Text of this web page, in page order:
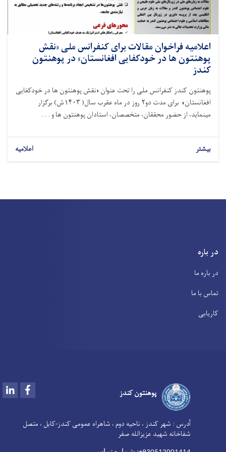
اعلامیه فراخوان مقالات برای کنفرانس ملی «نقش
پوهنتون ها در خودکفایی افغانستان» در پوهنتون
کندز
پوهنتون کندز کنفرانس ملی را تحت عنوان «نقش پوهنتون ها در خودکفایی
افغانستان» برای مدت دو۲ روز در ماه عقرب سال( ۱۴۰۳ش) برگزار
مینماید، از حضور محققان، متخصصان، استادان پوهنتون ها و . . .
بیشتر اعلامیه
در باره
در باره ما
تماس با ما
کاریابی
پوهنتون کندز LinkedIn
آدرس : شهر کندز ، ناحیه دوم ، شاهراه عمومی کندز-کابل ، متصل
شفاخانه شهید عزیزالله صفر